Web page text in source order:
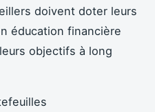
doivent doter leurs
éducation financière
objectifs à long